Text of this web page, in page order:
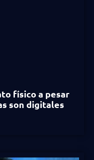
físico a pesar
son digitales